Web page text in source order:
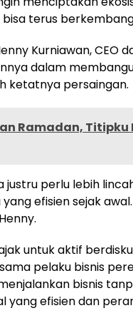
terus
Kurniawan, CEO
dalam
ketatnya persaingan.
Ramadan,
justru perlu lebih
efisien sejak
untuk aktif
pelaku bisnis
bisnis
yang efisien dan